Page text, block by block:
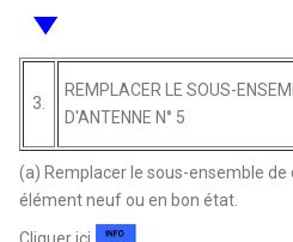
3.
REMPLACER LE SOUS-
D'ANTENNE N° 5
(a) Remplacer le sous-ensemble de
élément neuf ou en bon état.
Cliquer ici